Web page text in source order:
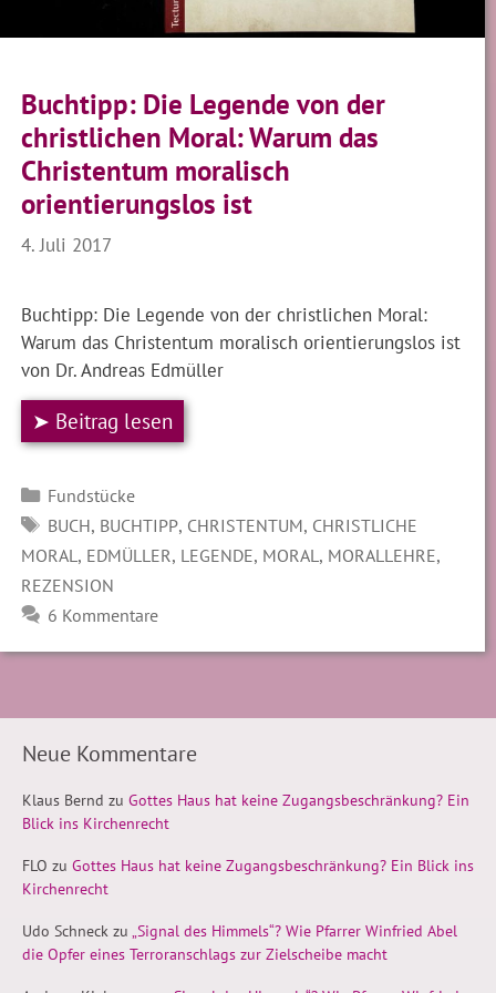
Buchtipp: Die Legende von der
christlichen Moral: Warum das
Christentum moralisch
orientierungslos ist
4. Juli 2017
Buchtipp: Die Legende von der christlichen Moral:
Warum das Christentum moralisch orientierungslos ist
von Dr. Andreas Edmüller
➤ Beitrag lesen
Kategorien
Fundstücke
SCHLAGWÖRTER
BUCH, BUCHTIPP, CHRISTENTUM, CHRISTLICHE
MORAL , EDMÜLLER, LEGENDE, MORAL , MORALLEHRE,
REZENSION
6 Kommentare
Neue Kommentare
Klaus Bernd zu Gottes Haus hat keine Zugangsbeschränkung? Ein
Blick ins Kirchenrecht
FLO zu Gottes Haus hat keine Zugangsbeschränkung? Ein Blick ins
Kirchenrecht
Udo Schneck zu „Signal des Himmels“? Wie Pfarrer Winfried Abel
die Opfer eines Terroranschlags zur Zielscheibe macht